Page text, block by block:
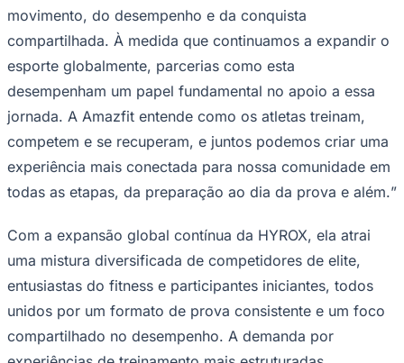
movimento, do desempenho e da conquista
compartilhada. À medida que continuamos a expandir o
esporte globalmente, parcerias como esta
desempenham um papel fundamental no apoio a essa
jornada. A Amazfit entende como os atletas treinam,
competem e se recuperam, e juntos podemos criar uma
experiência mais conectada para nossa comunidade em
todas as etapas, da preparação ao dia da prova e além.”
Com a expansão global contínua da HYROX, ela atrai
uma mistura diversificada de competidores de elite,
entusiastas do fitness e participantes iniciantes, todos
unidos por um formato de prova consistente e um foco
compartilhado no desempenho. A demanda por